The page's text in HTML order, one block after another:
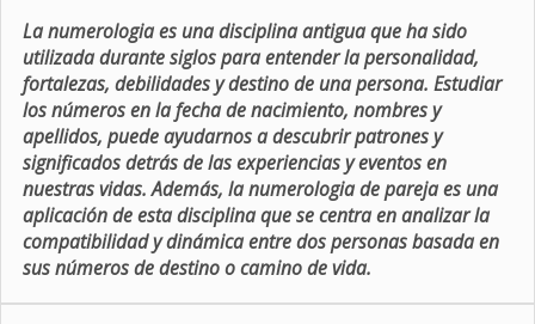
La numerologia es una disciplina antigua que ha sido
utilizada durante siglos para entender la personalidad,
fortalezas, debilidades y destino de una persona. Estudiar
los números en la fecha de nacimiento, nombres y
apellidos, puede ayudarnos a descubrir patrones y
significados detrás de las experiencias y eventos en
nuestras vidas. Además, la numerologia de pareja es una
aplicación de esta disciplina que se centra en analizar la
compatibilidad y dinámica entre dos personas basada en
sus números de destino o camino de vida.